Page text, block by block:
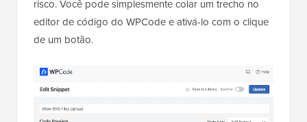
risco. Você pode simplesmente colar um trecho no
editor de código do WPCode e ativá-lo com o clique
de um botão.